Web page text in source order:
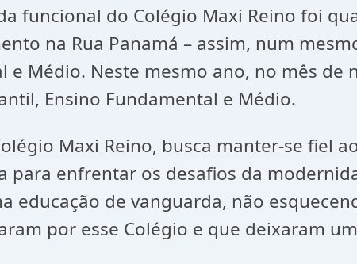
funcional do Colégio Maxi Reino foi
na Rua Panamá – assim, num
e Médio. Neste mesmo ano, no mês
Ensino Fundamental e Médio.
Maxi Reino, busca manter-se fiel
para enfrentar os desafios da
educação de vanguarda, não
por esse Colégio e que deixaram